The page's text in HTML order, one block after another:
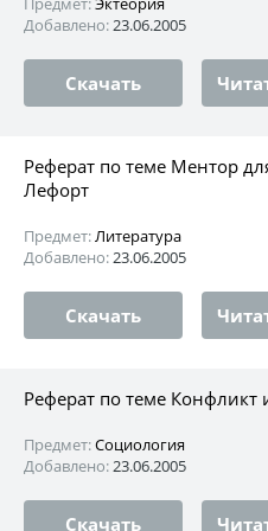
Добавлено:23.06.2005
Скачать
Реферат по теме Ментор
Лефорт
Предмет:Литература
Добавлено:23.06.2005
Скачать
Реферат по теме Конфликт
Предмет:Социология
Добавлено:23.06.2005
Скачать